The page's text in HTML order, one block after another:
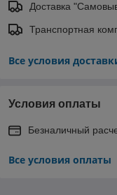
Доставка
Транспортная
Все условия
Условия оплаты
Безналичный
Все условия оплаты